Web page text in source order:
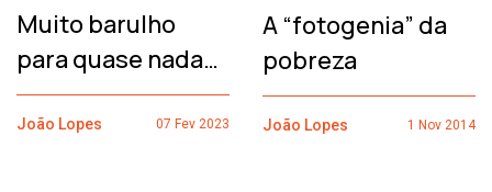
Muito barulho
para quase nada…
João Lopes 07 Fev 2023
A “fotogenia” da
pobreza
João Lopes 1 Nov 2014